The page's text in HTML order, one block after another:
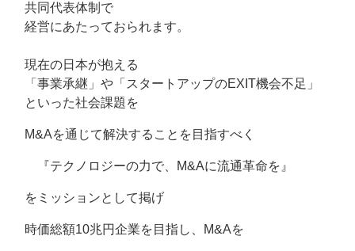
共同代表体制で
経営にあたっておられます。
現在の日本が抱える
「事業承継」や「スタートアップのEXIT機会不足」
といった社会課題を
M&Aを通じて解決することを目指すべく
『テクノロジーの力で、M&Aに流通革命を』
をミッションとして掲げ
時価総額10兆円企業を目指し、M&Aを